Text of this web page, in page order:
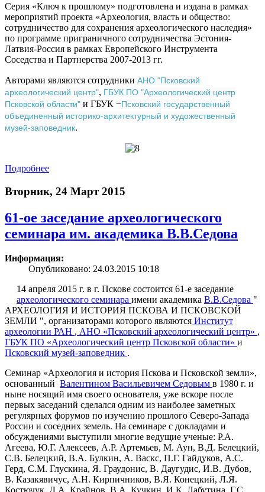
Серия «Ключ к прошлому» подготовлена и издана в рамках
мероприятий проекта «Археология, власть и общество:
сотрудничество для сохранения археологического наследия»
по программе приграничного сотрудничества Эстония-
Латвия-Россия в рамках Европейского Инструмента
Соседства и Партнерства 2007-2013 гг.
Авторами являются сотрудники АНО "Псковский
археологический центр", ГБУК ПО "Археологический центр
Псковской области" и ГБУК −Псковский государственный
объединенный историко-архитектурный и художественный
музей-заповедник.
Подробнее
Вторник, 24 Март 2015
61-ое заcедание археологического
семинара им. академика В.В.Седова
Информация:
Опубликовано: 24.03.2015 10:18
14 апреля 2015 г. в г. Пскове состоится 61-е заседание
археологического семинара имени академика В.В.Седова "
АРХЕОЛОГИЯ И ИСТОРИЯ ПСКОВА И ПСКОВСКОЙ
ЗЕМЛИ ", организаторами которого являются Институт
археологии РАН , АНО «Псковский археологический центр» ,
ГБУК ПО «Археологический центр Псковской области» и
Псковский музей-заповедник .
Семинар «Археология и история Пскова и Псковской земли»,
основанный Валентином Васильевичем Седовым в 1980 г. и
ныне носящий имя своего основателя, уже вскоре после
первых заседаний сделался одним из наиболее заметных
регулярных форумов по изучению прошлого Северо-Запада
России и соседних земель. На семинаре с докладами и
обсуждениями выступили многие ведущие ученые: Р.А.
Агеева, Ю.Г. Алексеев, А.Р. Артемьев, М. Аун, В.Д. Белецкий,
С.В. Белецкий, В.А. Булкин, А. Васкс, П.Г. Гайдуков, А.С.
Герд, С.М. Глускина, Я. Граудонис, В. Даугудис, И.В. Дубов,
В. Казакявичус, А.Н. Кирпичников, В.Я. Конецкий, Л.Я.